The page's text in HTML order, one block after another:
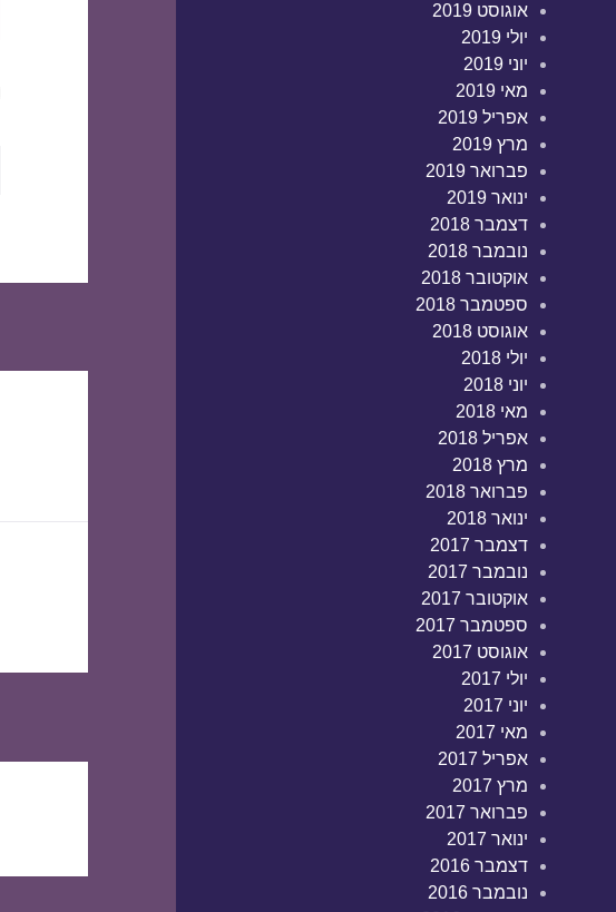
אוגוסט 2019
יולי 2019
יוני 2019
מאי 2019
אפריל 2019
מרץ 2019
פברואר 2019
ינואר 2019
דצמבר 2018
נובמבר 2018
אוקטובר 2018
ספטמבר 2018
אוגוסט 2018
יולי 2018
יוני 2018
מאי 2018
אפריל 2018
מרץ 2018
פברואר 2018
ינואר 2018
דצמבר 2017
נובמבר 2017
אוקטובר 2017
ספטמבר 2017
אוגוסט 2017
יולי 2017
יוני 2017
מאי 2017
אפריל 2017
מרץ 2017
פברואר 2017
ינואר 2017
דצמבר 2016
נובמבר 2016